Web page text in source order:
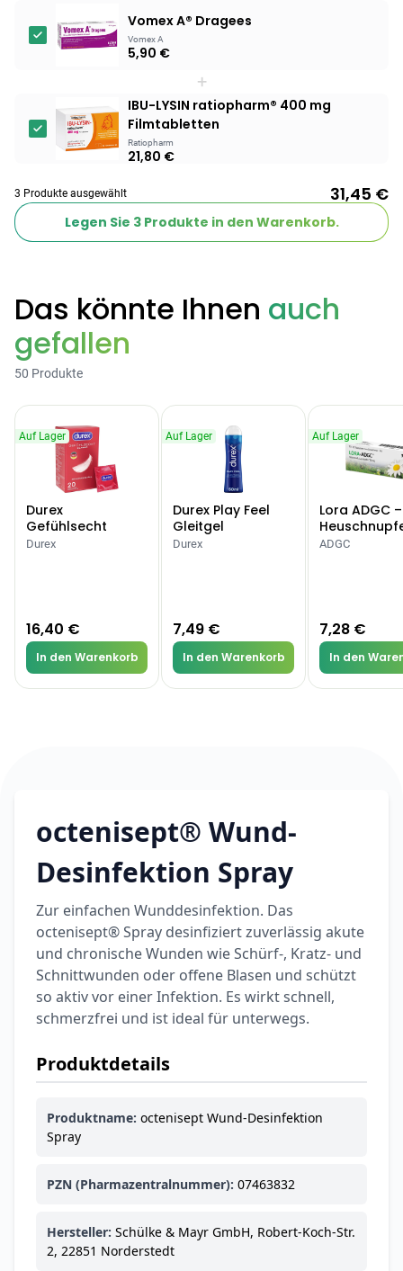
juckende, trockene
oder zu
Schuppenflechte
neigende Kopfhaut
12,28 € 16,37 € -25%
ARZNEIMITTEL & GESUNDHEIT
– Zäpfchen zur
pH-Wert-
Stabilisierung
12,89 € 17,47 € -26%
ARZNEIMITTEL & GESUNDHEIT
Hametum
Bei Hämorrhoiden
& Juckreiz
12,04 €
Vomex A® Dragees
Vomex A
5,90 €
+
IBU-LYSIN ratiopharm® 400 mg
Filmtabletten
Ratiopharm
21,80 €
3 Produkte ausgewählt 31,45 €
Legen Sie 3Produkte in den Warenkorb.
Das könnte Ihnen auch
gefallen
50 Produkte
Auf Lager
Durex
Gefühlsecht
Classic Kondome
Durex
16,40 €
In den Warenkorb
Auf Lager
Durex Play Feel
Gleitgel
Durex
7,49 €
In den Warenkorb
Auf Lager
Lora ADGC
Allergien
ADGC
7,28 €
In den
octenisept® Wund-
Desinfektion Spray
Zur einfachen Wunddesinfektion. Das
octenisept® Spray desinfiziert zuverlässig akute
und chronische Wunden wie Schürf-, Kratz- und
Schnittwunden oder offene Blasen und schützt
so aktiv vor einer Infektion. Es wirkt schnell,
schmerzfrei und ist ideal für unterwegs.
Produktdetails
Produktname: octenisept Wund-Desinfektion
Spray
PZN (Pharmazentralnummer): 07463832
Hersteller: Schülke & Mayr GmbH, Robert-Koch-Str.
2, 22851 Norderstedt